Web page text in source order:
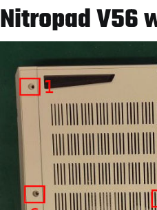
Nitropad V56